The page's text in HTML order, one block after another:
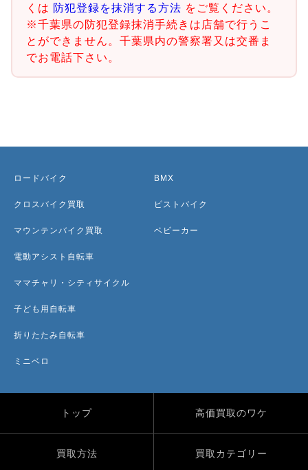
くは 防犯登録を抹消する方法 をご覧ください。
※千葉県の防犯登録抹消手続きは店舗で行うこ
とができません。千葉県内の警察署又は交番ま
でお電話下さい。
ロードバイク
クロスバイク買取
マウンテンバイク買取
電動アシスト自転車
ママチャリ・シティサイクル
子ども用自転車
折りたたみ自転車
ミニベロ
BMX
ピストバイク
ベビーカー
トップ 高価買取のワケ
買取方法 買取カテゴリー